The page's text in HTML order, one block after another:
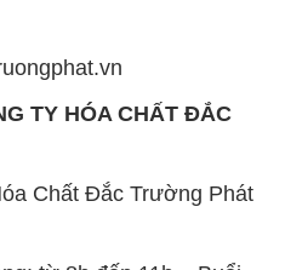
từ 8h đến 11h – Buổi
11h – Buổi chiều: từ